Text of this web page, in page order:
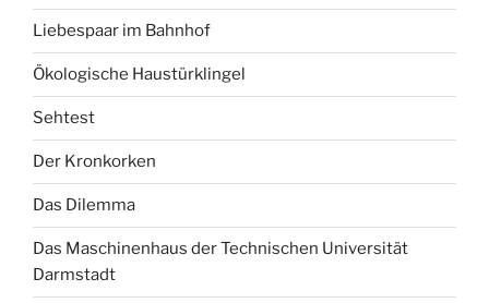
Liebespaar im Bahnhof
Ökologische Haustürklingel
Sehtest
Der Kronkorken
Das Dilemma
Das Maschinenhaus der Technischen Universität
Darmstadt